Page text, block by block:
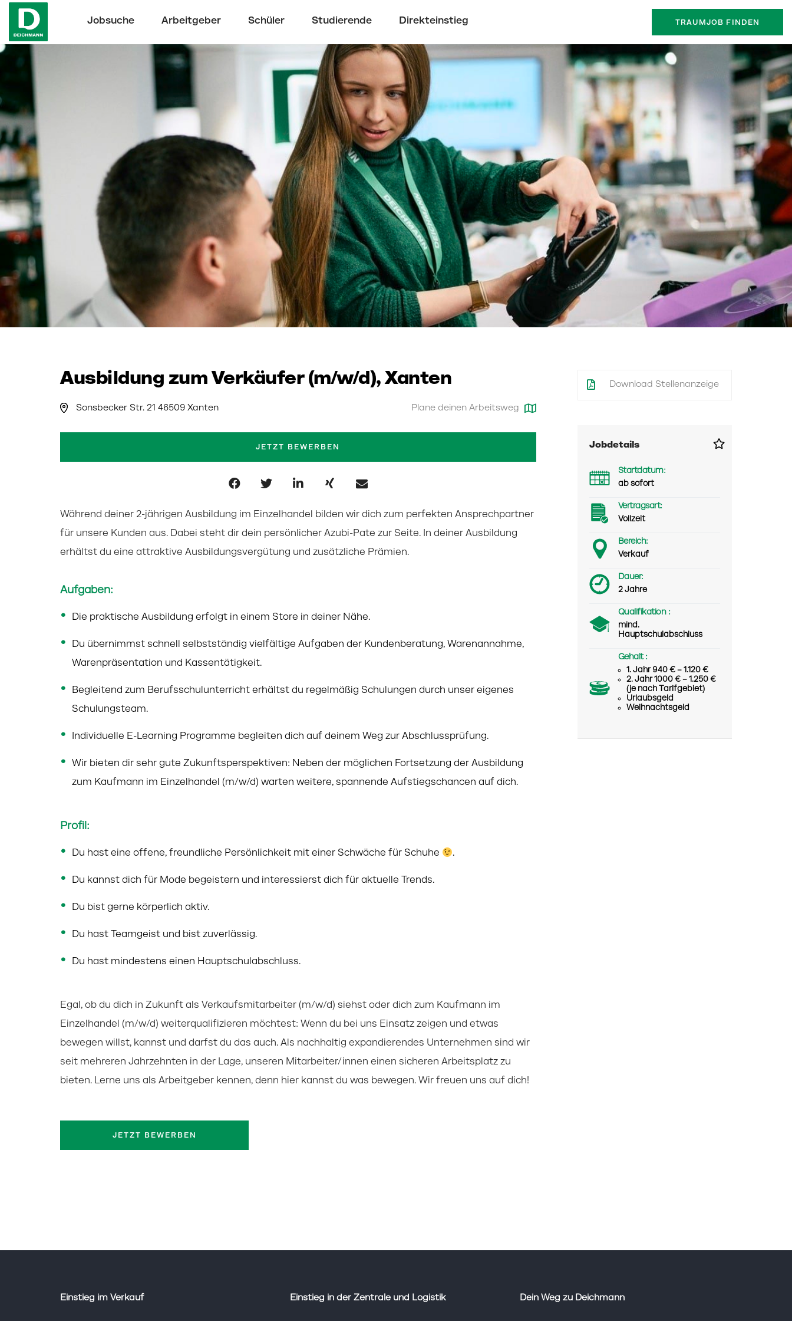
Jobsuche Arbeitgeber Schüler Studierende Direkteinstieg TRAUMJOB FINDEN
Ausbildung zum Verkäufer (m/w/d), Xanten
Sonsbecker Str. 21 46509 Xanten Plane deinen Arbeitsweg
JETZT BEWERBEN
Während deiner 2-jährigen Ausbildung im Einzelhandel bilden wir dich zum perfekten Ansprechpartner
für unsere Kunden aus. Dabei steht dir dein persönlicher Azubi-Pate zur Seite. In deiner Ausbildung
erhältst du eine attraktive Ausbildungsvergütung und zusätzliche Prämien.
Aufgaben:
Die praktische Ausbildung erfolgt in einem Store in deiner Nähe.
Du übernimmst schnell selbstständig vielfältige Aufgaben der Kundenberatung, Warenannahme,
Warenpräsentation und Kassentätigkeit.
Begleitend zum Berufsschulunterricht erhältst du regelmäßig Schulungen durch unser eigenes
Schulungsteam.
Individuelle E-Learning Programme begleiten dich auf deinem Weg zur Abschlussprüfung.
Wir bieten dir sehr gute Zukunftsperspektiven: Neben der möglichen Fortsetzung der Ausbildung
zum Kaufmann im Einzelhandel (m/w/d) warten weitere, spannende Aufstiegschancen auf dich.
Profil:
Du hast eine offene, freundliche Persönlichkeit mit einer Schwäche für Schuhe .
Du kannst dich für Mode begeistern und interessierst dich für aktuelle Trends.
Du bist gerne körperlich aktiv.
Du hast Teamgeist und bist zuverlässig.
Du hast mindestens einen Hauptschulabschluss.
Egal, ob du dich in Zukunft als Verkaufsmitarbeiter (m/w/d) siehst oder dich zum Kaufmann im
Einzelhandel (m/w/d) weiterqualifizieren möchtest: Wenn du bei uns Einsatz zeigen und etwas
bewegen willst, kannst und darfst du das auch. Als nachhaltig expandierendes Unternehmen sind wir
seit mehreren Jahrzehnten in der Lage, unseren Mitarbeiter/innen einen sicheren Arbeitsplatz zu
bieten. Lerne uns als Arbeitgeber kennen, denn hier kannst du was bewegen. Wir freuen uns auf dich!
JETZT BEWERBEN
Download Stellenanzeige
Jobdetails
Startdatum:
ab sofort
Vertragsart:
Vollzeit
Bereich:
Verkauf
Dauer:
2 Jahre
Qualifikation :
mind.
Hauptschulabschluss
Gehalt :
1. Jahr 940 € – 1.120 €
2. Jahr 1000 € – 1.250 €
(je nach Tarifgebiet)
Urlaubsgeld
Weihnachtsgeld
Einstieg im Verkauf Einstieg in der Zentrale und Logistik Dein Weg zu Deichmann